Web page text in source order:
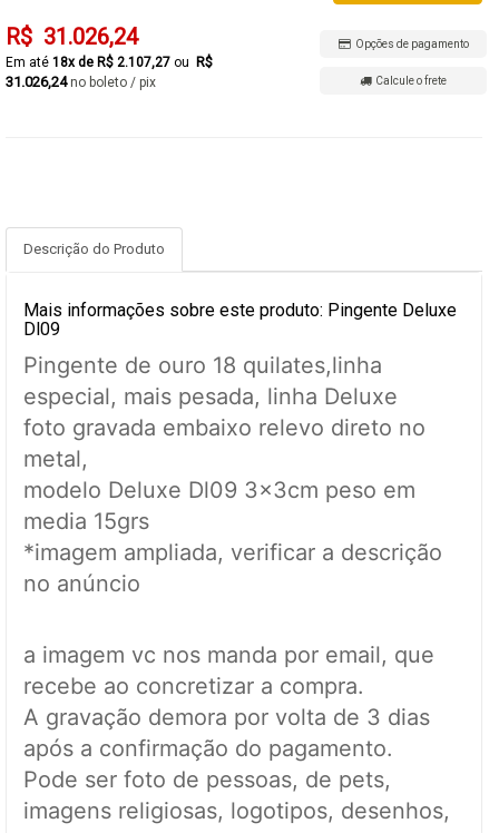
R$ 31.026,24
18x de R$ 2.107,27
R$
31.026,24no boleto / pix
Opções de pagamento
Calcule o frete
Descrição do Produto
Mais informações sobre este produto: Pingente Deluxe
Dl09
Pingente de ouro 18 quilates,linha
especial, mais pesada, linha Deluxe
foto gravada embaixo relevo direto no
metal,
modelo Deluxe Dl09 3x3cm peso em
media 15grs
*imagem ampliada, verificar a descrição
no anúncio
a imagem vc nos manda por email, que
recebe ao concretizar a compra.
A gravação demora por volta de 3 dias
após a confirmação do pagamento.
Pode ser foto de pessoas, de pets,
imagens religiosas, logotipos, desenhos,